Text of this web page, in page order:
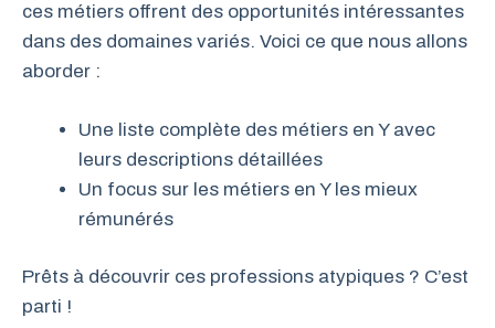
ces métiers offrent des opportunités intéressantes
dans des domaines variés. Voici ce que nous allons
aborder :
Une liste complète des métiers en Y avec
leurs descriptions détaillées
Un focus sur les métiers en Y les mieux
rémunérés
Prêts à découvrir ces professions atypiques ? C’est
parti !